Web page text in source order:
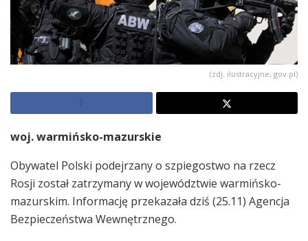
(zdj. ilustracyjne, gov.pl)
woj. warmińsko-mazurskie
Obywatel Polski podejrzany o szpiegostwo na rzecz
Rosji został zatrzymany w województwie warmińsko-
mazurskim. Informację przekazała dziś (25.11) Agencja
Bezpieczeństwa Wewnętrznego.